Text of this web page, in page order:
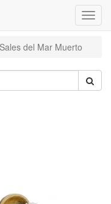
del Mar Muerto